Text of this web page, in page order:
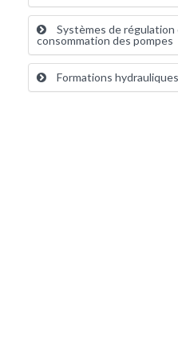
Systèmes de régulation
consommation des pompes
Formations hydrauliques